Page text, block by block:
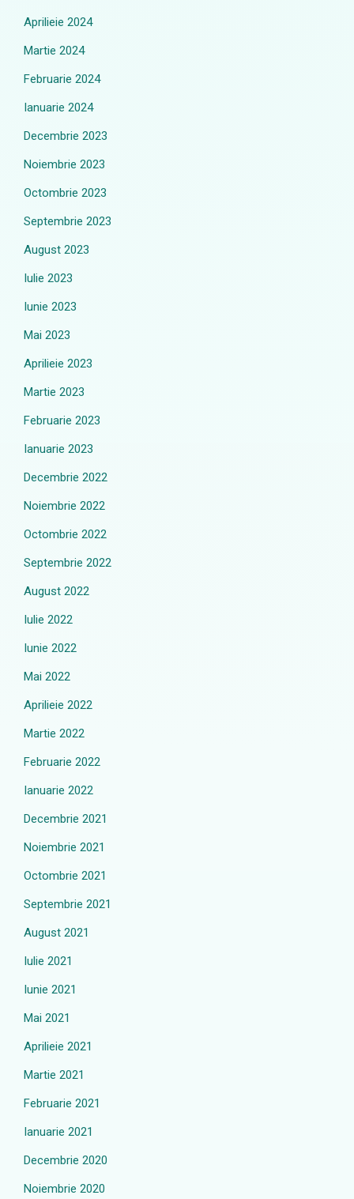
Aprilieie 2024
Martie 2024
Februarie 2024
Ianuarie 2024
Decembrie 2023
Noiembrie 2023
Octombrie 2023
Septembrie 2023
August 2023
Iulie 2023
Iunie 2023
Mai 2023
Aprilieie 2023
Martie 2023
Februarie 2023
Ianuarie 2023
Decembrie 2022
Noiembrie 2022
Octombrie 2022
Septembrie 2022
August 2022
Iulie 2022
Iunie 2022
Mai 2022
Aprilieie 2022
Martie 2022
Februarie 2022
Ianuarie 2022
Decembrie 2021
Noiembrie 2021
Octombrie 2021
Septembrie 2021
August 2021
Iulie 2021
Iunie 2021
Mai 2021
Aprilieie 2021
Martie 2021
Februarie 2021
Ianuarie 2021
Decembrie 2020
Noiembrie 2020